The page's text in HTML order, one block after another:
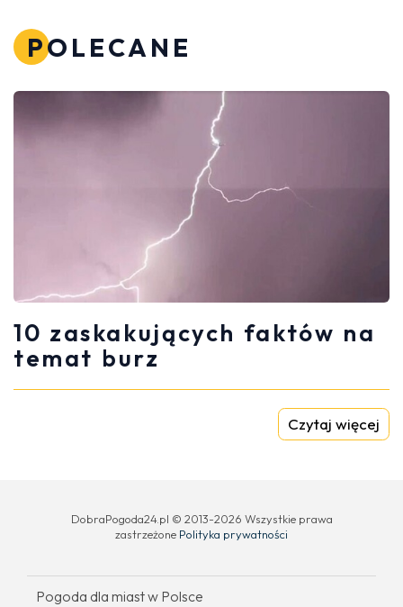
POLECANE
10 zaskakujących faktów na
temat burz
Czytaj więcej
DobraPogoda24.pl © 2013-2026 Wszystkie prawa
zastrzeżone Polityka prywatności
Pogoda dla miast w Polsce